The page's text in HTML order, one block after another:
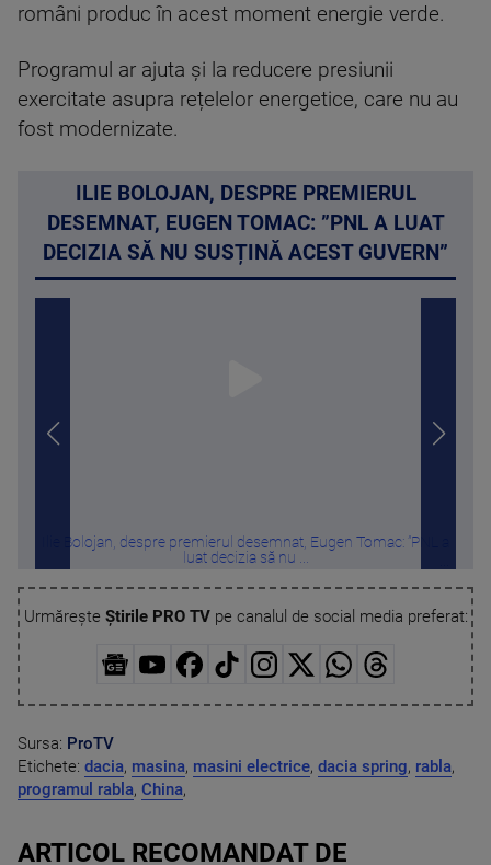
români produc în acest moment energie verde.
Programul ar ajuta și la reducere presiunii
exercitate asupra rețelelor energetice, care nu au
fost modernizate.
ILIE BOLOJAN, DESPRE PREMIERUL
DESEMNAT, EUGEN TOMAC: ”PNL A LUAT
DECIZIA SĂ NU SUSȚINĂ ACEST GUVERN”
Ilie Bolojan, despre premierul desemnat, Eugen Tomac: ”PNL a
luat decizia să nu ...
Urmărește Știrile PRO TVpe canalul de social media preferat:
Sursa: ProTV
Etichete: dacia, masina, masini electrice, dacia spring, rabla,
programul rabla, China,
ARTICOL RECOMANDAT DE